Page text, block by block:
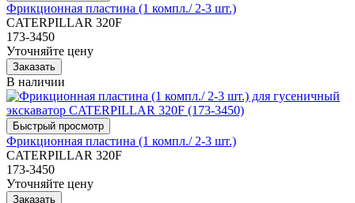
Фрикционная пластина (1 компл./ 2-3 шт.)
CATERPILLAR 320F
173-3450
Уточняйте цену
В наличии
Фрикционная пластина (1 компл./ 2-3 шт.)
CATERPILLAR 320F
173-3450
Уточняйте цену